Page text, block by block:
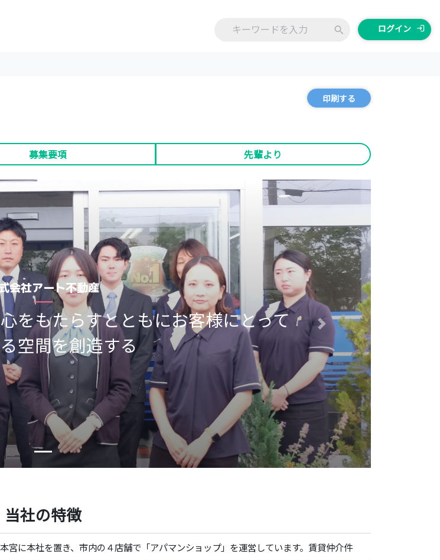
search ログイン login
印刷する
募集要項 先輩より
Next
会社アート不動産
をもたらすとともにお客様にとって
空間を創造する
当社の特徴
に本社を置き、市内の４店舗で「アパマンショップ」を運営しています。賃貸仲介件